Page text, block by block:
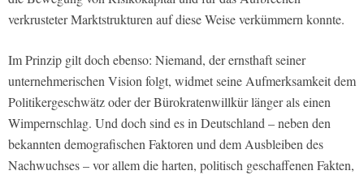
verkrusteter Marktstrukturen auf diese Weise verkümmern konnte.
Im Prinzip gilt doch ebenso: Niemand, der ernsthaft seiner
unternehmerischen Vision folgt, widmet seine Aufmerksamkeit dem
Politikergeschwätz oder der Bürokratenwillkür länger als einen
Wimpernschlag. Und doch sind es in Deutschland – neben den
bekannten demografischen Faktoren und dem Ausbleiben des
Nachwuchses – vor allem die harten, politisch geschaffenen Fakten,